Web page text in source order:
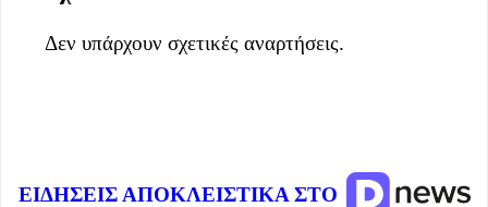
Δεν υπάρχουν σχετικές αναρτήσεις.
ΕΙΔΗΣΕΙΣ ΑΠΟΚΛΕΙΣΤΙΚΑ ΣΤΟ